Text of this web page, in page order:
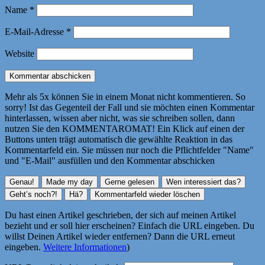
Name *
E-Mail-Adresse *
Website
Mehr als 5x können Sie in einem Monat nicht kommentieren. So
sorry! Ist das Gegenteil der Fall und sie möchten einen Kommentar
hinterlassen, wissen aber nicht, was sie schreiben sollen, dann
nutzen Sie den KOMMENTAROMAT! Ein Klick auf einen der
Buttons unten trägt automatisch die gewählte Reaktion in das
Kommentarfeld ein. Sie müssen nur noch die Pflichtfelder "Name"
und "E-Mail" ausfüllen und den Kommentar abschicken
Du hast einen Artikel geschrieben, der sich auf meinen Artikel
bezieht und er soll hier erscheinen? Einfach die URL eingeben. Du
willst Deinen Artikel wieder entfernen? Dann die URL erneut
eingeben. Weitere Informationen)